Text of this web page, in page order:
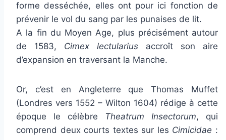
forme desséchée, elles ont pour ici fonction de
prévenir le vol du sang par les punaises de lit.
A la fin du Moyen Age, plus précisément autour
de 1583, Cimex lectularius accroît son aire
d’expansion en traversant la Manche.
Or, c’est en Angleterre que Thomas Muffet
(Londres vers 1552 – Wilton 1604) rédige à cette
époque le célèbre Theatrum Insectorum, qui
comprend deux courts textes sur les Cimicidae :